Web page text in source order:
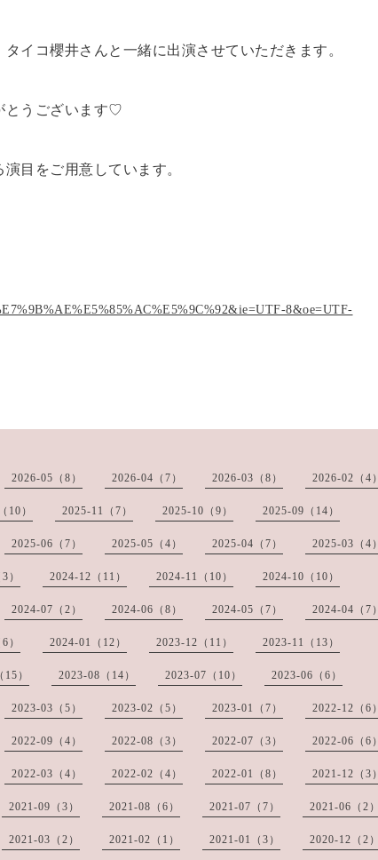
イコ櫻井さんと一緒に出演させていただきます。
とうございます♡
目をご用意しています。
8&oe=UTF-
2026-05（8） 2026-04（7） 2026-03（8） 2026-02（4）
10） 2025-11（7） 2025-10（9） 2025-09（14）
2025-06（7） 2025-05（4） 2025-04（7） 2025-03（4）
） 2024-12（11） 2024-11（10） 2024-10（10）
2024-07（2） 2024-06（8） 2024-05（7） 2024-04（7）
） 2024-01（12） 2023-12（11） 2023-11（13）
） 2023-08（14） 2023-07（10） 2023-06（6）
2023-03（5） 2023-02（5） 2023-01（7） 2022-12（6）
2022-09（4） 2022-08（3） 2022-07（3） 2022-06（6）
2022-03（4） 2022-02（4） 2022-01（8） 2021-12（3）
2021-09（3） 2021-08（6） 2021-07（7） 2021-06（2）
2021-03（2） 2021-02（1） 2021-01（3） 2020-12（2）